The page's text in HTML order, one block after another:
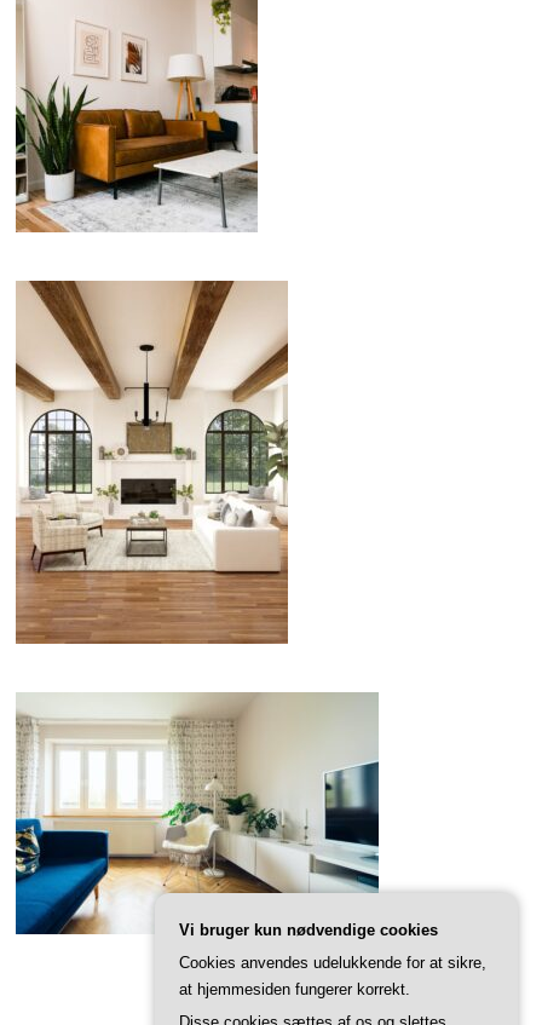
Vi bruger kun nødvendige cookies
Cookies anvendes udelukkende for at sikre,
at hjemmesiden fungerer korrekt.